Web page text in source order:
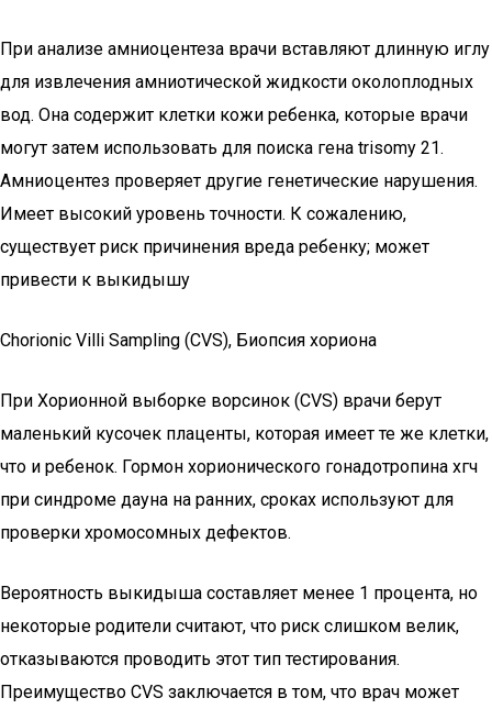
При анализе амниоцентеза врачи вставляют длинную иглу
для извлечения амниотической жидкости околоплодных
вод. Она содержит клетки кожи ребенка, которые врачи
могут затем использовать для поиска гена trisomy 21.
Амниоцентез проверяет другие генетические нарушения.
Имеет высокий уровень точности. К сожалению,
существует риск причинения вреда ребенку; может
привести к выкидышу
Chorionic Villi Sampling (CVS), Биопсия хориона
При Хорионной выборке ворсинок (CVS) врачи берут
маленький кусочек плаценты, которая имеет те же клетки,
что и ребенок. Гормон хорионического гонадотропина хгч
при синдроме дауна на ранних, сроках используют для
проверки хромосомных дефектов.
Вероятность выкидыша составляет менее 1 процента, но
некоторые родители считают, что риск слишком велик,
отказываются проводить этот тип тестирования.
Преимущество CVS заключается в том, что врач может